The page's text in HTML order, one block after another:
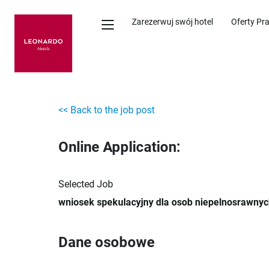
Zarezerwuj swój hotel Oferty
<< Back to the job post
Online Application:
Selected Job
wniosek spekulacyjny dla osob
Dane osobowe